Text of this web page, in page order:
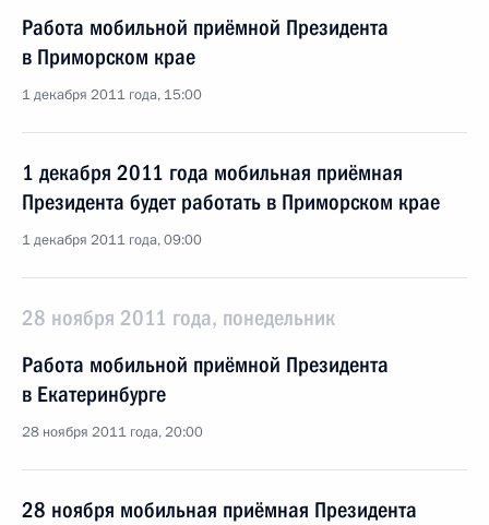
Работа мобильной приёмной Президента
в Приморском крае
1 декабря 2011 года, 15:00
1 декабря 2011 года мобильная приёмная
Президента будет работать в Приморском крае
1 декабря 2011 года, 09:00
28 ноября 2011 года, понедельник
Работа мобильной приёмной Президента
в Екатеринбурге
28 ноября 2011 года, 20:00
28 ноября мобильная приёмная Президента